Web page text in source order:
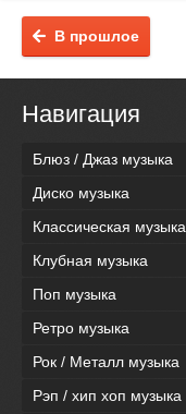
В прошлое
Навигация
Блюз / Джаз музыка
Диско музыка
Классическая музыка
Клубная музыка
Поп музыка
Ретро музыка
Рок / Металл музыка
Рэп / хип хоп музыка